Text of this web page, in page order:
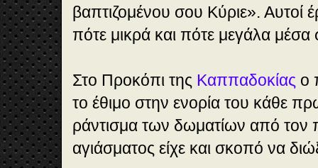
βαπτιζομένου σου Κύριε». Αυτοί
πότε μικρά και πότε μεγάλα
Στο Προκόπι της Καππαδοκίας ο
το έθιμο στην ενορία του κάθε
ράντισμα των δωματίων από τον
αγιάσματος είχε και σκοπό να